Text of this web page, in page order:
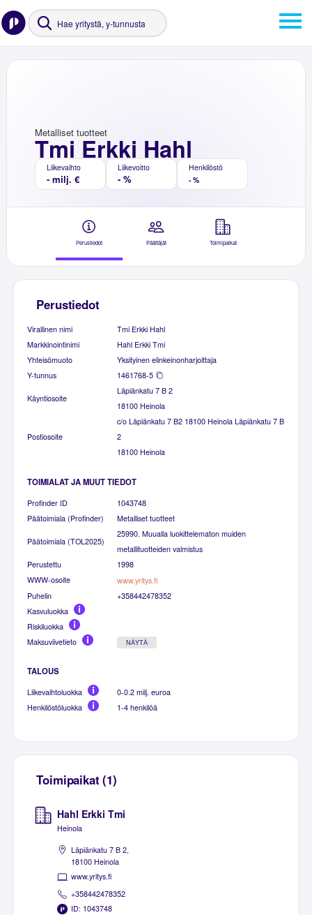
Tmi Erkki Hahl
Metalliset tuotteet
Liikevaihto
- milj. €
Liikevoitto
- %
Henkilöstö
- %
Perustiedot Päättäjät Toimipaikat
Perustiedot
Virallinen nimi
Tmi Erkki Hahl
Markkinointinimi
Hahl Erkki Tmi
Yhteisömuoto
Yksityinen elinkeinonharjoittaja
Y-tunnus
1461768-5
Käyntiosoite
Läpiänkatu 7 B 2
18100 Heinola
Postiosoite
c/o Läpiänkatu 7 B2 18100 Heinola Läpiänkatu 7 B
2
18100 Heinola
TOIMIALAT JA MUUT TIEDOT
Profinder ID
1043748
Päätoimiala (Profinder)
Metalliset tuotteet
Päätoimiala (TOL2025)
25990. Muualla luokittelematon muiden
metallituotteiden valmistus
Perustettu
1998
WWW-osoite
www.yritys.fi
Puhelin
+358442478352
Kasvuluokka
Riskiluokka
Maksuviivetieto
NÄYTÄ
TALOUS
Liikevaihtoluokka
0-0.2 milj. euroa
Henkilöstöluokka
1-4 henkilöä
Toimipaikat (1)
Hahl Erkki Tmi
Heinola
Läpiänkatu 7 B 2,
18100 Heinola
www.yritys.fi
+358442478352
ID: 1043748